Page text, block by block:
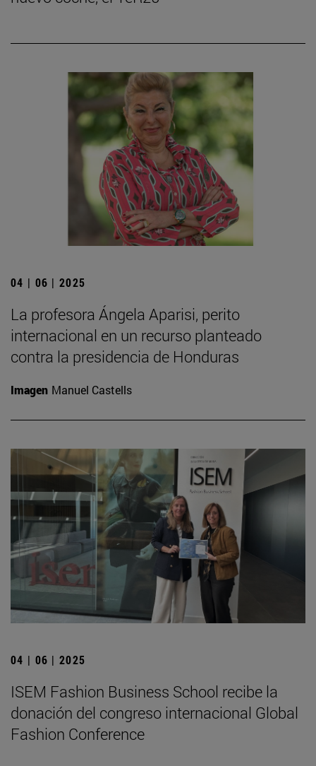
04 | 06 | 2025
La profesora Ángela Aparisi, perito
internacional en un recurso planteado
contra la presidencia de Honduras
Imagen Manuel Castells
04 | 06 | 2025
ISEM Fashion Business School recibe la
donación del congreso internacional Global
Fashion Conference